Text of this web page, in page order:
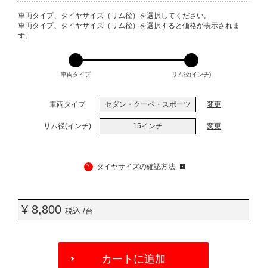
VARIATIONS
車両タイプ、タイヤサイズ（リム径）を選択してください。
車両タイプ、タイヤサイズ（リム径）を選択すると価格が表示されま
す。
車両タイプ リム径(インチ)
車両タイプ セダン・クーペ・スポーツ 変更
リム径(インチ) 15インチ 変更
? タイヤサイズの確認方法
¥ 8,800 税込 /台
カートに追加